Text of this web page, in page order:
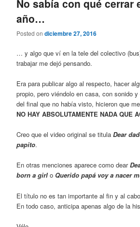
No sabía con qué cerrar
año…
Posted ondiciembre 27, 2016
… y algo que ví en la tele del colectivo
trabajar me dejó pensando.
Era para publicar algo al respecto, hacer
propio, pero viéndolo en casa, con sonido
del final que no había visto, hicieron que
NO HAY ABSOLUTAMENTE NADA QUE
Creo que el video original se titulaDear
papito.
En otras menciones aparece como dear
born a girl o Querido papá voy a nacer
El título no es tan importante al fin y al
En todo caso, anticipa apenas algo de la